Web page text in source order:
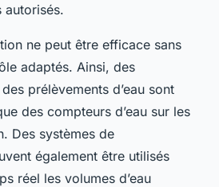
autorisés.
ne peut être efficace sans
adaptés. Ainsi, des
prélèvements d’eau sont
des compteurs d’eau sur les
Des systèmes de
également être utilisés
réel les volumes d’eau